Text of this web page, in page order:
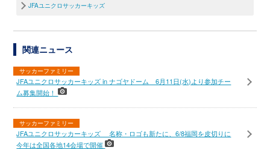
JFAユニクロサッカーキッズ
関連ニュース
サッカーファミリー
JFAユニクロサッカーキッズ in ナゴヤドーム 6月11日(水)より参加チー
ム募集開始！
サッカーファミリー
JFAユニクロサッカーキッズ 名称・ロゴも新たに、6/8福岡を皮切りに
今年は全国各地14会場で開催